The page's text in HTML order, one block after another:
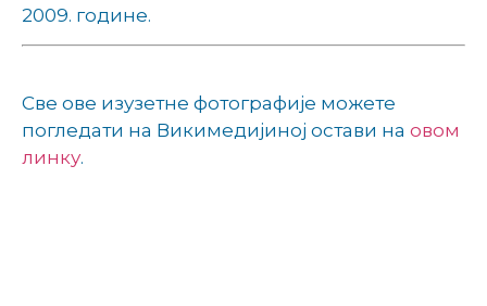
2009. године.
Све ове изузетне фотографије можете
погледати на Викимедијиној остави на овом
линку.